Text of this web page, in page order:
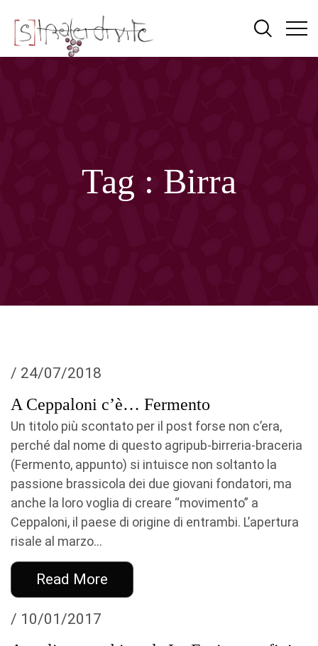
Tag : Birra
/ 24/07/2018
A Ceppaloni c’è… Fermento
Un titolo più scontato per il post forse non c’era,
perché dal nome di questo agripub-birreria-braceria
(Fermento, appunto) si intuisce non soltanto la
passione brassicola dei due giovani fondatori, ma
anche la loro voglia di creare “movimento” a
Ceppaloni, il paese di origine di entrambi. L’apertura
risale al marzo...
Read More
/ 10/01/2017